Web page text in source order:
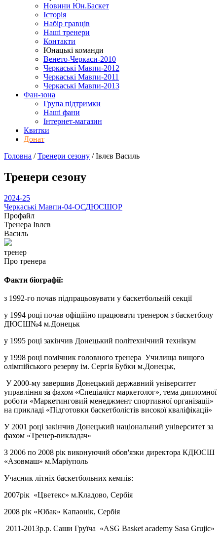
Новини Юн.Баскет
Історія
Набір гравців
Наші тренери
Контакти
Юнацькі команди
Венето-Черкаси-2010
Черкаські Мавпи-2012
Черкаські Мавпи-2011
Черкаські Мавпи-2013
Фан-зона
Група підтримки
Наші фани
Інтернет-магазин
Квитки
Донат
Головна /Тренери сезону /Івлєв Василь
Тренери сезону
2024-25
Черкаські Мавпи-04-ОСДЮСШОР
Профайл
Тренера Івлєв
Василь
тренер
Про тренера
Факти біографії:
з 1992-го почав підпрацьовувати у баскетбольній секції
у 1994 році почав офіційно працювати тренером з баскетболу
ДЮСШ№4 м.Донецьк
у 1995 році закінчив Донецький політехнічний технікум
у 1998 році помічник головного тренера Училища вищого
олімпійського резерву ім. Сергія Бубки м.Донецьк,
У 2000-му завершив Донецький державний університет
управління за фахом «Спеціаліст маркетолог», тема дипломної
роботи «Маркетинговий менеджмент спортивної організаціі»
на прикладі «Підготовки баскетболістів високої кваліфікаціі»
У 2001 році закінчив Донецький національний університет за
фахом «Тренер-викладач»
З 2006 по 2008 рік виконуючий обов'язки директора КДЮСШ
«Азовмаш» м.Маріуполь
Учасник літніх баскетбольних кемпів:
2007рік «Цветекс» м.Кладово, Сербія
2008 рік «Юбак» Капаонік, Сербія
2011-2013р.р. Саши Груїча «ASG Basket academy Sasa Grujic»